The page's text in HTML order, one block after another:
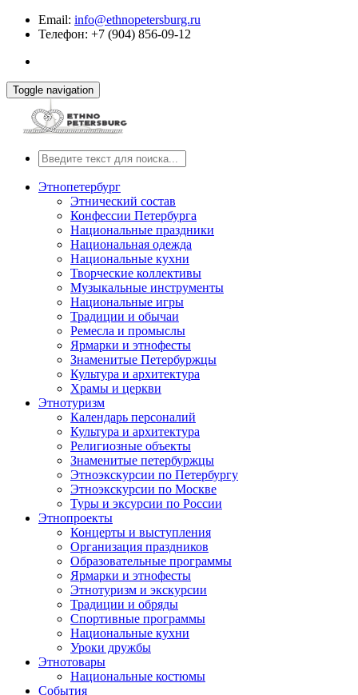
Email: info@ethnopetersburg.ru
Телефон: +7 (904) 856-09-12
Toggle navigation
Этнопетербург
Этнический состав
Конфессии Петербурга
Национальные праздники
Национальная одежда
Национальные кухни
Творческие коллективы
Музыкальные инструменты
Национальные игры
Традиции и обычаи
Ремесла и промыслы
Ярмарки и этнофесты
Знаменитые Петербуржцы
Культура и архитектура
Храмы и церкви
Этнотуризм
Календарь персоналий
Культура и архитектура
Религиозные объекты
Знаменитые петербуржцы
Этноэкскурсии по Петербургу
Этноэкскурсии по Москве
Туры и эксурсии по России
Этнопроекты
Концерты и выступления
Организация праздников
Образовательные программы
Ярмарки и этнофесты
Этнотуризм и экскурсии
Традиции и обряды
Спортивные программы
Национальные кухни
Уроки дружбы
Этнотовары
Национальные костюмы
События